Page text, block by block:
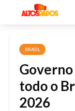
BRASIL
todo o
2026